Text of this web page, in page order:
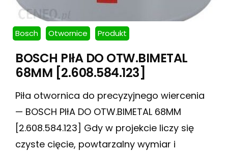
Bosch Otwornice Produkt
BOSCH PIłA DO OTW.BIMETAL
68MM [2.608.584.123]
Piła otwornica do precyzyjnego wiercenia
— BOSCH PIłA DO OTW.BIMETAL 68MM
[2.608.584.123] Gdy w projekcie liczy się
czyste cięcie, powtarzalny wymiar i